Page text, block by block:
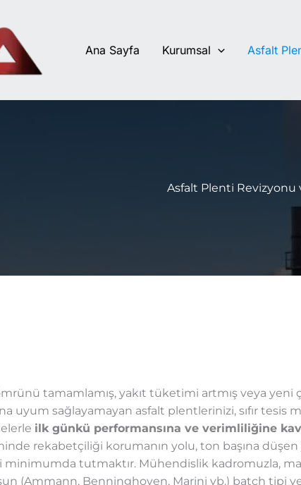
Ana Sayfa Kurumsal Asfalt
Asfalt Plenti Revizyonu
tamamlamış, yakıt tüketimi artmış veya yeni
uyum sağlayamayan asfalt plentlerinizi, sıfır tesis
ilk günkü performansına ve verimliliğine
rekabetçiliği korumanın yolu, ton başına düşen
minimumda tutmaktır. Mühendislik kadromuzla,
(Ammann, Benninghoven, Marini vb.) batch tipi